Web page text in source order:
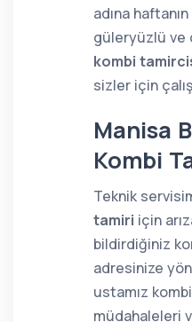
adına
güleryüzlü ve
kombi
sizler için
Manisa
Kombi
Teknik
tamiri için
bildirdiğiniz
adresinize
ustamız
müdahaleleri